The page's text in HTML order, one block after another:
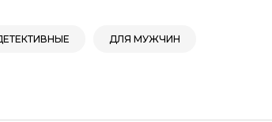
ДЛЯ МУЖЧИН